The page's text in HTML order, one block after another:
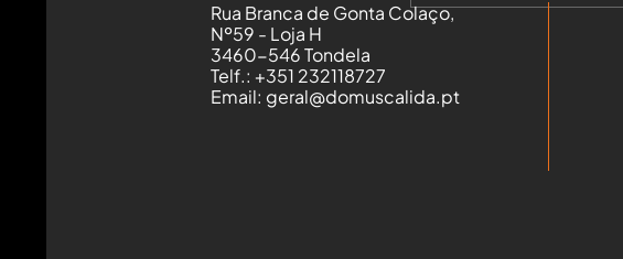
Rua Branca de Gonta Colaço,
Nº59 - Loja H
3460-546 Tondela
Telf.: +351 232118727
Email: geral@domuscalida.pt